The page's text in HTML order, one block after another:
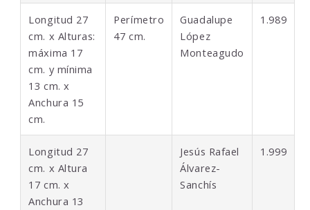
Longitud 27
cm. x Alturas:
máxima 17
cm. y mínima
13 cm. x
Anchura 15
cm.
Perímetro
47 cm.
Guadalupe
López
Monteagudo
1.989
Longitud 27
cm. x Altura
17 cm. x
Anchura 13
Jesús Rafael
Álvarez-
Sanchís
1.999